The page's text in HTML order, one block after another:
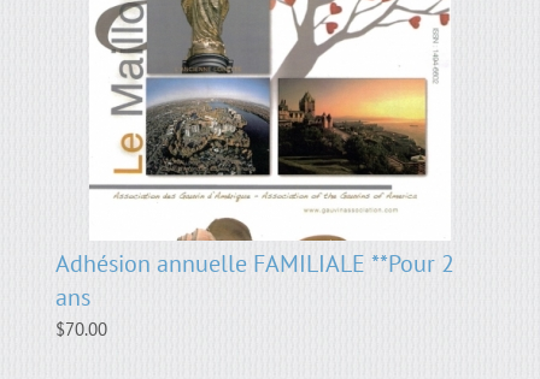
Adhésion annuelle FAMILIALE **Pour 2
ans
$70.00